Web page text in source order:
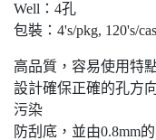
Well：4孔
包裝：4's/pkg, 120's/
高品質，容易使用特點
設計確保正確的孔方
污染
防刮底，並由0.8mm